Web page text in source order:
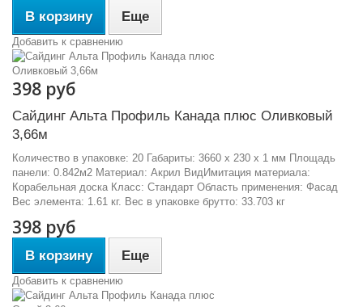
В корзину Еще
Добавить к сравнению
398 руб
Сайдинг Альта Профиль Канада плюс Оливковый
3,66м
Количество в упаковке: 20 Габариты: 3660 x 230 x 1 мм Площадь
панели: 0.842м2 Материал: Акрил ВидИмитация материала:
Корабельная доска Класс: Стандарт Область применения: Фасад
Вес элемента: 1.61 кг. Вес в упаковке брутто: 33.703 кг
398 руб
В корзину Еще
Добавить к сравнению